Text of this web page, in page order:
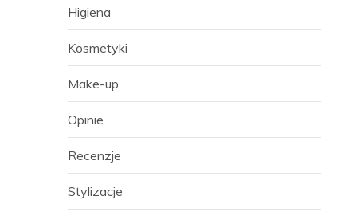
Higiena
Kosmetyki
Make-up
Opinie
Recenzje
Stylizacje